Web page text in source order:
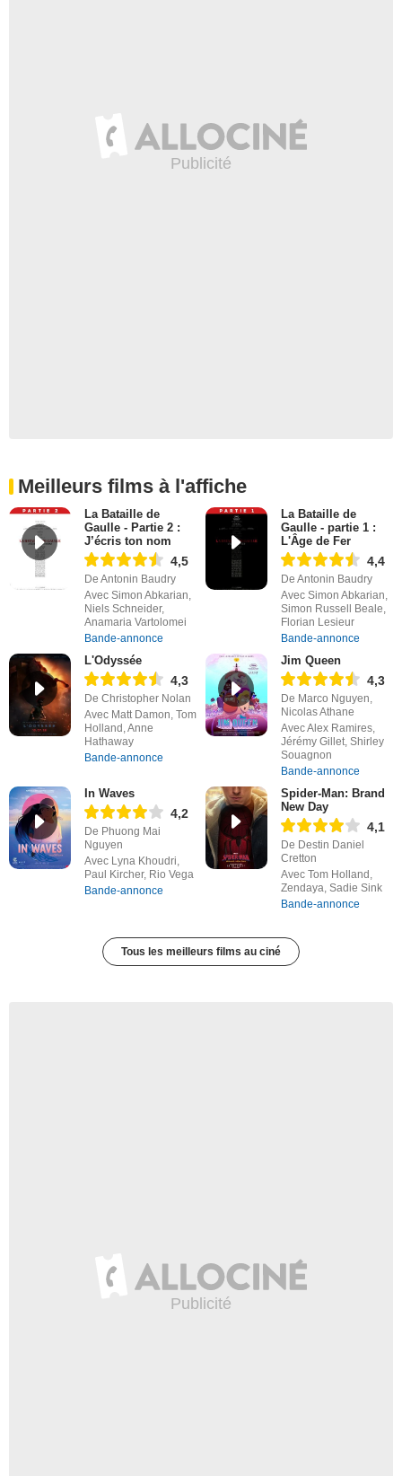
Meilleurs films à l'affiche
La Bataille de
Gaulle - Partie 2 :
J’écris ton nom
4,5
De Antonin Baudry
Avec Simon Abkarian,
Niels Schneider,
Anamaria Vartolomei
Bande-annonce
La Bataille de
Gaulle - partie 1 :
L'Âge de Fer
4,4
De Antonin Baudry
Avec Simon Abkarian,
Simon Russell Beale,
Florian Lesieur
Bande-annonce
L'Odyssée
4,3
De Christopher Nolan
Avec Matt Damon, Tom
Holland, Anne
Hathaway
Bande-annonce
Jim Queen
4,3
De Marco Nguyen,
Nicolas Athane
Avec Alex Ramires,
Jérémy Gillet, Shirley
Souagnon
Bande-annonce
In Waves
4,2
De Phuong Mai
Nguyen
Avec Lyna Khoudri,
Paul Kircher, Rio Vega
Bande-annonce
Spider-Man: Brand
New Day
4,1
De Destin Daniel
Cretton
Avec Tom Holland,
Zendaya, Sadie Sink
Bande-annonce
Tous les meilleurs films au ciné